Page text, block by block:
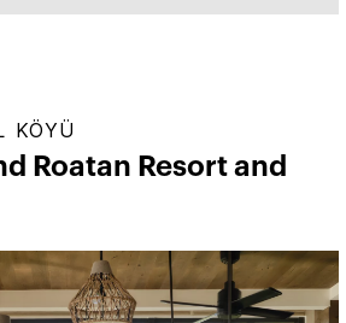
KÖYÜ
Roatan Resort and